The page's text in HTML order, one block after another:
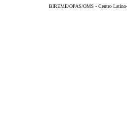
BIREME/OPAS/OMS - Centro Latino-